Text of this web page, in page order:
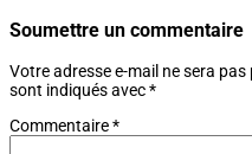
Soumettre un commentaire
Votre adresse e-mail ne sera pas
sont indiqués avec*
Commentaire*